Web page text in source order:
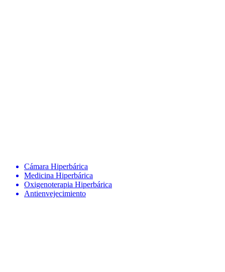
Cámara Hiperbárica
Medicina Hiperbárica
Oxigenoterapia Hiperbárica
Antienvejecimiento